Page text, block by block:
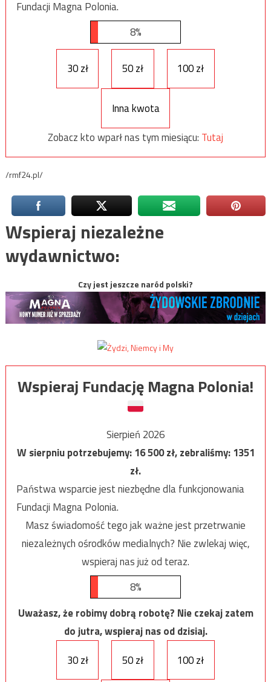
Fundacji Magna Polonia.
8%
30 zł 50 zł 100 zł
Inna kwota
Zobacz kto wparł nas tym miesiącu: Tutaj
/rmf24.pl/
Wspieraj niezależne
wydawnictwo:
Czy jest jeszcze naród polski?
Wspieraj Fundację Magna Polonia!
Sierpień 2026
W sierpniu potrzebujemy:16 500zł, zebraliśmy:1351
zł.
Państwa wsparcie jest niezbędne dla funkcjonowania
Fundacji Magna Polonia.
Masz świadomość tego jak ważne jest przetrwanie
niezależnych ośrodków medialnych? Nie zwlekaj więc,
wspieraj nas już od teraz.
8%
Uważasz, że robimy dobrą robotę? Nie czekaj zatem
do jutra, wspieraj nas od dzisiaj.
30 zł
50 zł 100 zł